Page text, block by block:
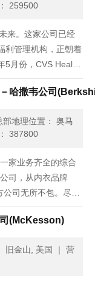
259500
来。这家公司已经
利管理机构，正朝着
月份，CVS Health
加清晰。Omnicare
哈撒韦公司
部地理位置： 奥马
387800
家业务齐全的综合
司，从内衣品牌
司无所不包。尽管
超过了美国整体经
有了新组建......
(McKesson)
旧金山, 美国 ｜ 营